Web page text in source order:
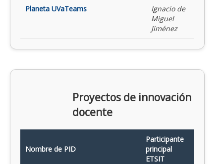
Planeta UVaTeams
Ignacio de
Miguel
Jiménez
Proyectos de innovación
docente
Nombre de PID
Participante
principal
ETSIT